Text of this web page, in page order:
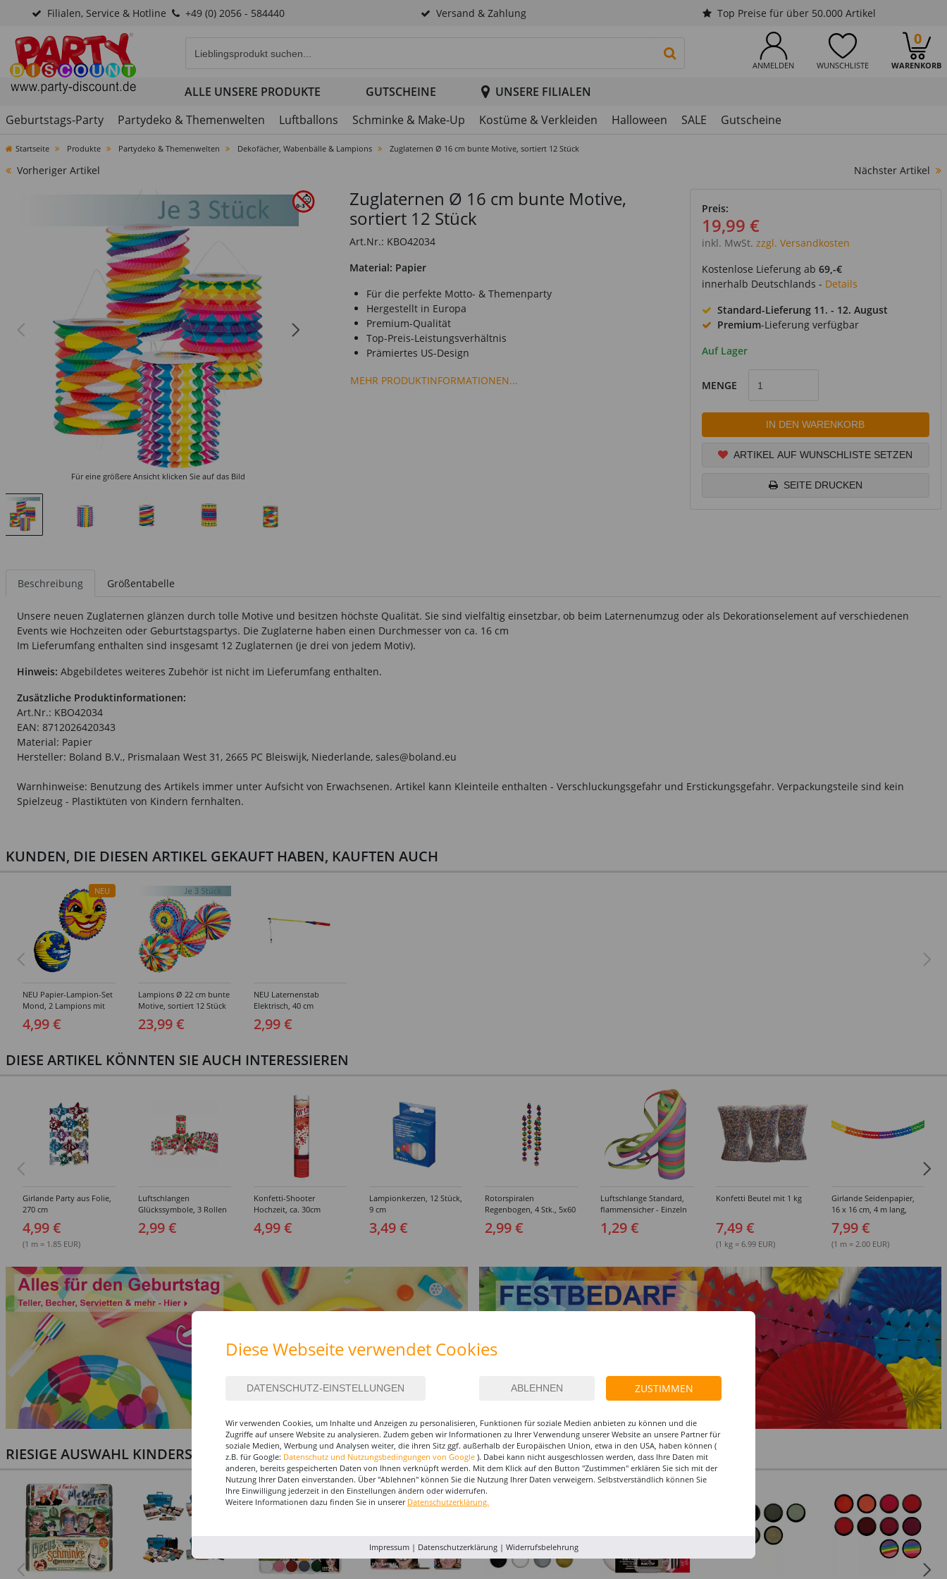
Filialen, Service & Hotline +49 (0) 2056 - 584440 Versand & Zahlung Top Preise für über 50.000 Artikel
ANMELDEN WUNSCHLISTE WARENKORB
0
PRODUKTSUCHE STARTEN
ALLE UNSERE PRODUKTE GUTSCHEINE
UNSERE FILIALEN
Geburtstags-Party
Partydeko & Themenwelten Luftballons Schminke & Make-Up Kostüme & Verkleiden Halloween SALE Gutscheine
Startseite Produkte Partydeko & Themenwelten Dekofächer, Wabenbälle & Lampions Zuglaternen Ø 16 cm bunte Motive, sortiert 12 Stück
Vorheriger Artikel Nächster Artikel
Für eine größere Ansicht klicken Sie auf das Bild
Zuglaternen Ø 16 cm bunte Motive,
sortiert 12 Stück
Art.Nr.: KBO42034
Material: Papier
Für die perfekte Motto- & Themenparty
Hergestellt in Europa
Premium-Qualität
Top-Preis-Leistungsverhältnis
Prämiertes US-Design
MEHR PRODUKTINFORMATIONEN...
Preis:
19,99 €
inkl. MwSt. zzgl. Versandkosten
Kostenlose Lieferung ab 69,-€
innerhalb Deutschlands - Details
Standard-Lieferung 11. - 12. August
Premium-Lieferung verfügbar
Auf Lager
MENGE
IN DEN WARENKORB
ARTIKEL AUF WUNSCHLISTE SETZEN
SEITE DRUCKEN
Beschreibung Größentabelle
Unsere neuen Zuglaternen glänzen durch tolle Motive und besitzen höchste Qualität. Sie sind vielfältig einsetzbar, ob beim Laternenumzug oder als Dekorationselement auf verschiedenen
Events wie Hochzeiten oder Geburtstagspartys. Die Zuglaterne haben einen Durchmesser von ca. 16 cm
Im Lieferumfang enthalten sind insgesamt 12 Zuglaternen (je drei von jedem Motiv).
Hinweis: Abgebildetes weiteres Zubehör ist nicht im Lieferumfang enthalten.
Zusätzliche Produktinformationen:
Art.Nr.: KBO42034
EAN: 8712026420343
Material: Papier
Hersteller: Boland B.V., Prismalaan West 31, 2665 PC Bleiswijk, Niederlande, sales@boland.eu
Warnhinweise: Benutzung des Artikels immer unter Aufsicht von Erwachsenen. Artikel kann Kleinteile enthalten - Verschluckungsgefahr und Erstickungsgefahr. Verpackungsteile sind kein
Spielzeug - Plastiktüten von Kindern fernhalten.
KUNDEN, DIE DIESEN ARTIKEL GEKAUFT HABEN, KAUFTEN AUCH
NEU
NEU Papier-Lampion-Set
Mond, 2 Lampions mit
25-30cm Durchmesser
4,99 €
Lampions Ø 22 cm bunte
Motive, sortiert 12 Stück
23,99 €
NEU Laternenstab
Elektrisch, 40 cm
rot/gelb/blau
2,99 €
DIESE ARTIKEL KÖNNTEN SIE AUCH INTERESSIEREN
Girlande Party aus Folie,
270 cm
4,99 €
(1 m = 1.85 EUR)
Luftschlangen
Glückssymbole, 3 Rollen
2,99 €
Konfetti-Shooter
Hochzeit, ca. 30cm
4,99 €
Lampionkerzen, 12 Stück,
9 cm
3,49 €
Rotorspiralen
Regenbogen, 4 Stk., 5x60
cm
2,99 €
Luftschlange Standard,
flammensicher - Einzeln
oder Sparpacks
1,29 €
Konfetti Beutel mit 1 kg
7,49 €
(1 kg = 6.99 EUR)
Girlande Seidenpapier,
16 x 16 cm, 4 m lang,
schwer entflammbar,
Regenbogen
7,99 €
(1 m = 2.00 EUR)
RIESIGE AUSWAHL KINDERSCHMINKEN, PROFI-MAKE-UP & ZUBEHÖR
% %
Diese Webseite verwendet Cookies
ZUSTIMMEN
Wir verwenden Cookies, um Inhalte und Anzeigen zu personalisieren, Funktionen für soziale Medien anbieten zu können und die
Zugriffe auf unsere Website zu analysieren. Zudem geben wir Informationen zu Ihrer Verwendung unserer Website an unsere Partner für
soziale Medien, Werbung und Analysen weiter, die ihren Sitz ggf. außerhalb der Europäischen Union, etwa in den USA, haben können (
z.B. für Google: Datenschutz und Nutzungsbedingungen von Google ). Dabei kann nicht ausgeschlossen werden, dass Ihre Daten mit
anderen, bereits gespeicherten Daten von Ihnen verknüpft werden. Mit dem Klick auf den Button "Zustimmen" erklären Sie sich mit der
Nutzung Ihrer Daten einverstanden. Über "Ablehnen" können Sie die Nutzung Ihrer Daten verweigern. Selbstverständlich können Sie
Ihre Einwilligung jederzeit in den Einstellungen ändern oder widerrufen.
Weitere Informationen dazu finden Sie in unserer Datenschutzerklärung.
Impressum| Datenschutzerklärung| Widerrufsbelehrung